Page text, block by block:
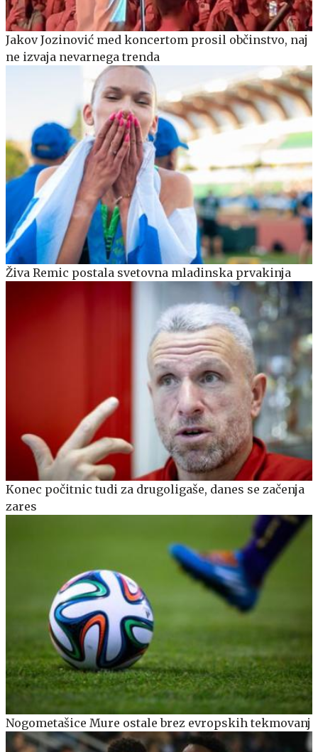
Jakov Jozinović med koncertom prosil občinstvo, naj
ne izvaja nevarnega trenda
Živa Remic postala svetovna mladinska prvakinja
Konec počitnic tudi za drugoligaše, danes se začenja
zares
Nogometašice Mure ostale brez evropskih tekmovanj